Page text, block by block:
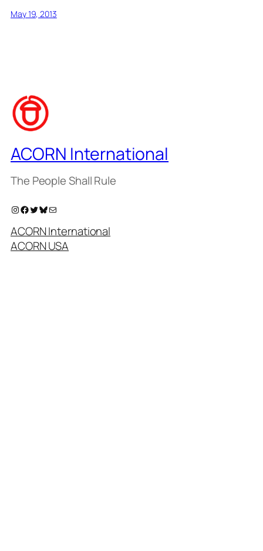
May 19, 2013
ACORN International
The People Shall Rule
Instagram Facebook Twitter Bluesky
ACORN International
ACORN USA